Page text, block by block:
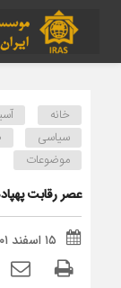
خانه
سیاسی
موضوعات
عصر رقابت
۱۵ اسفند ۱۴۰۱ - ۱۲:۲۶